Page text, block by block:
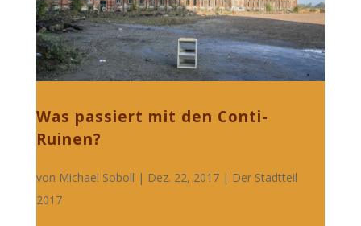
Was passiert mit den Conti-
Ruinen?
von Michael Soboll | Dez. 22, 2017 | Der Stadtteil
2017